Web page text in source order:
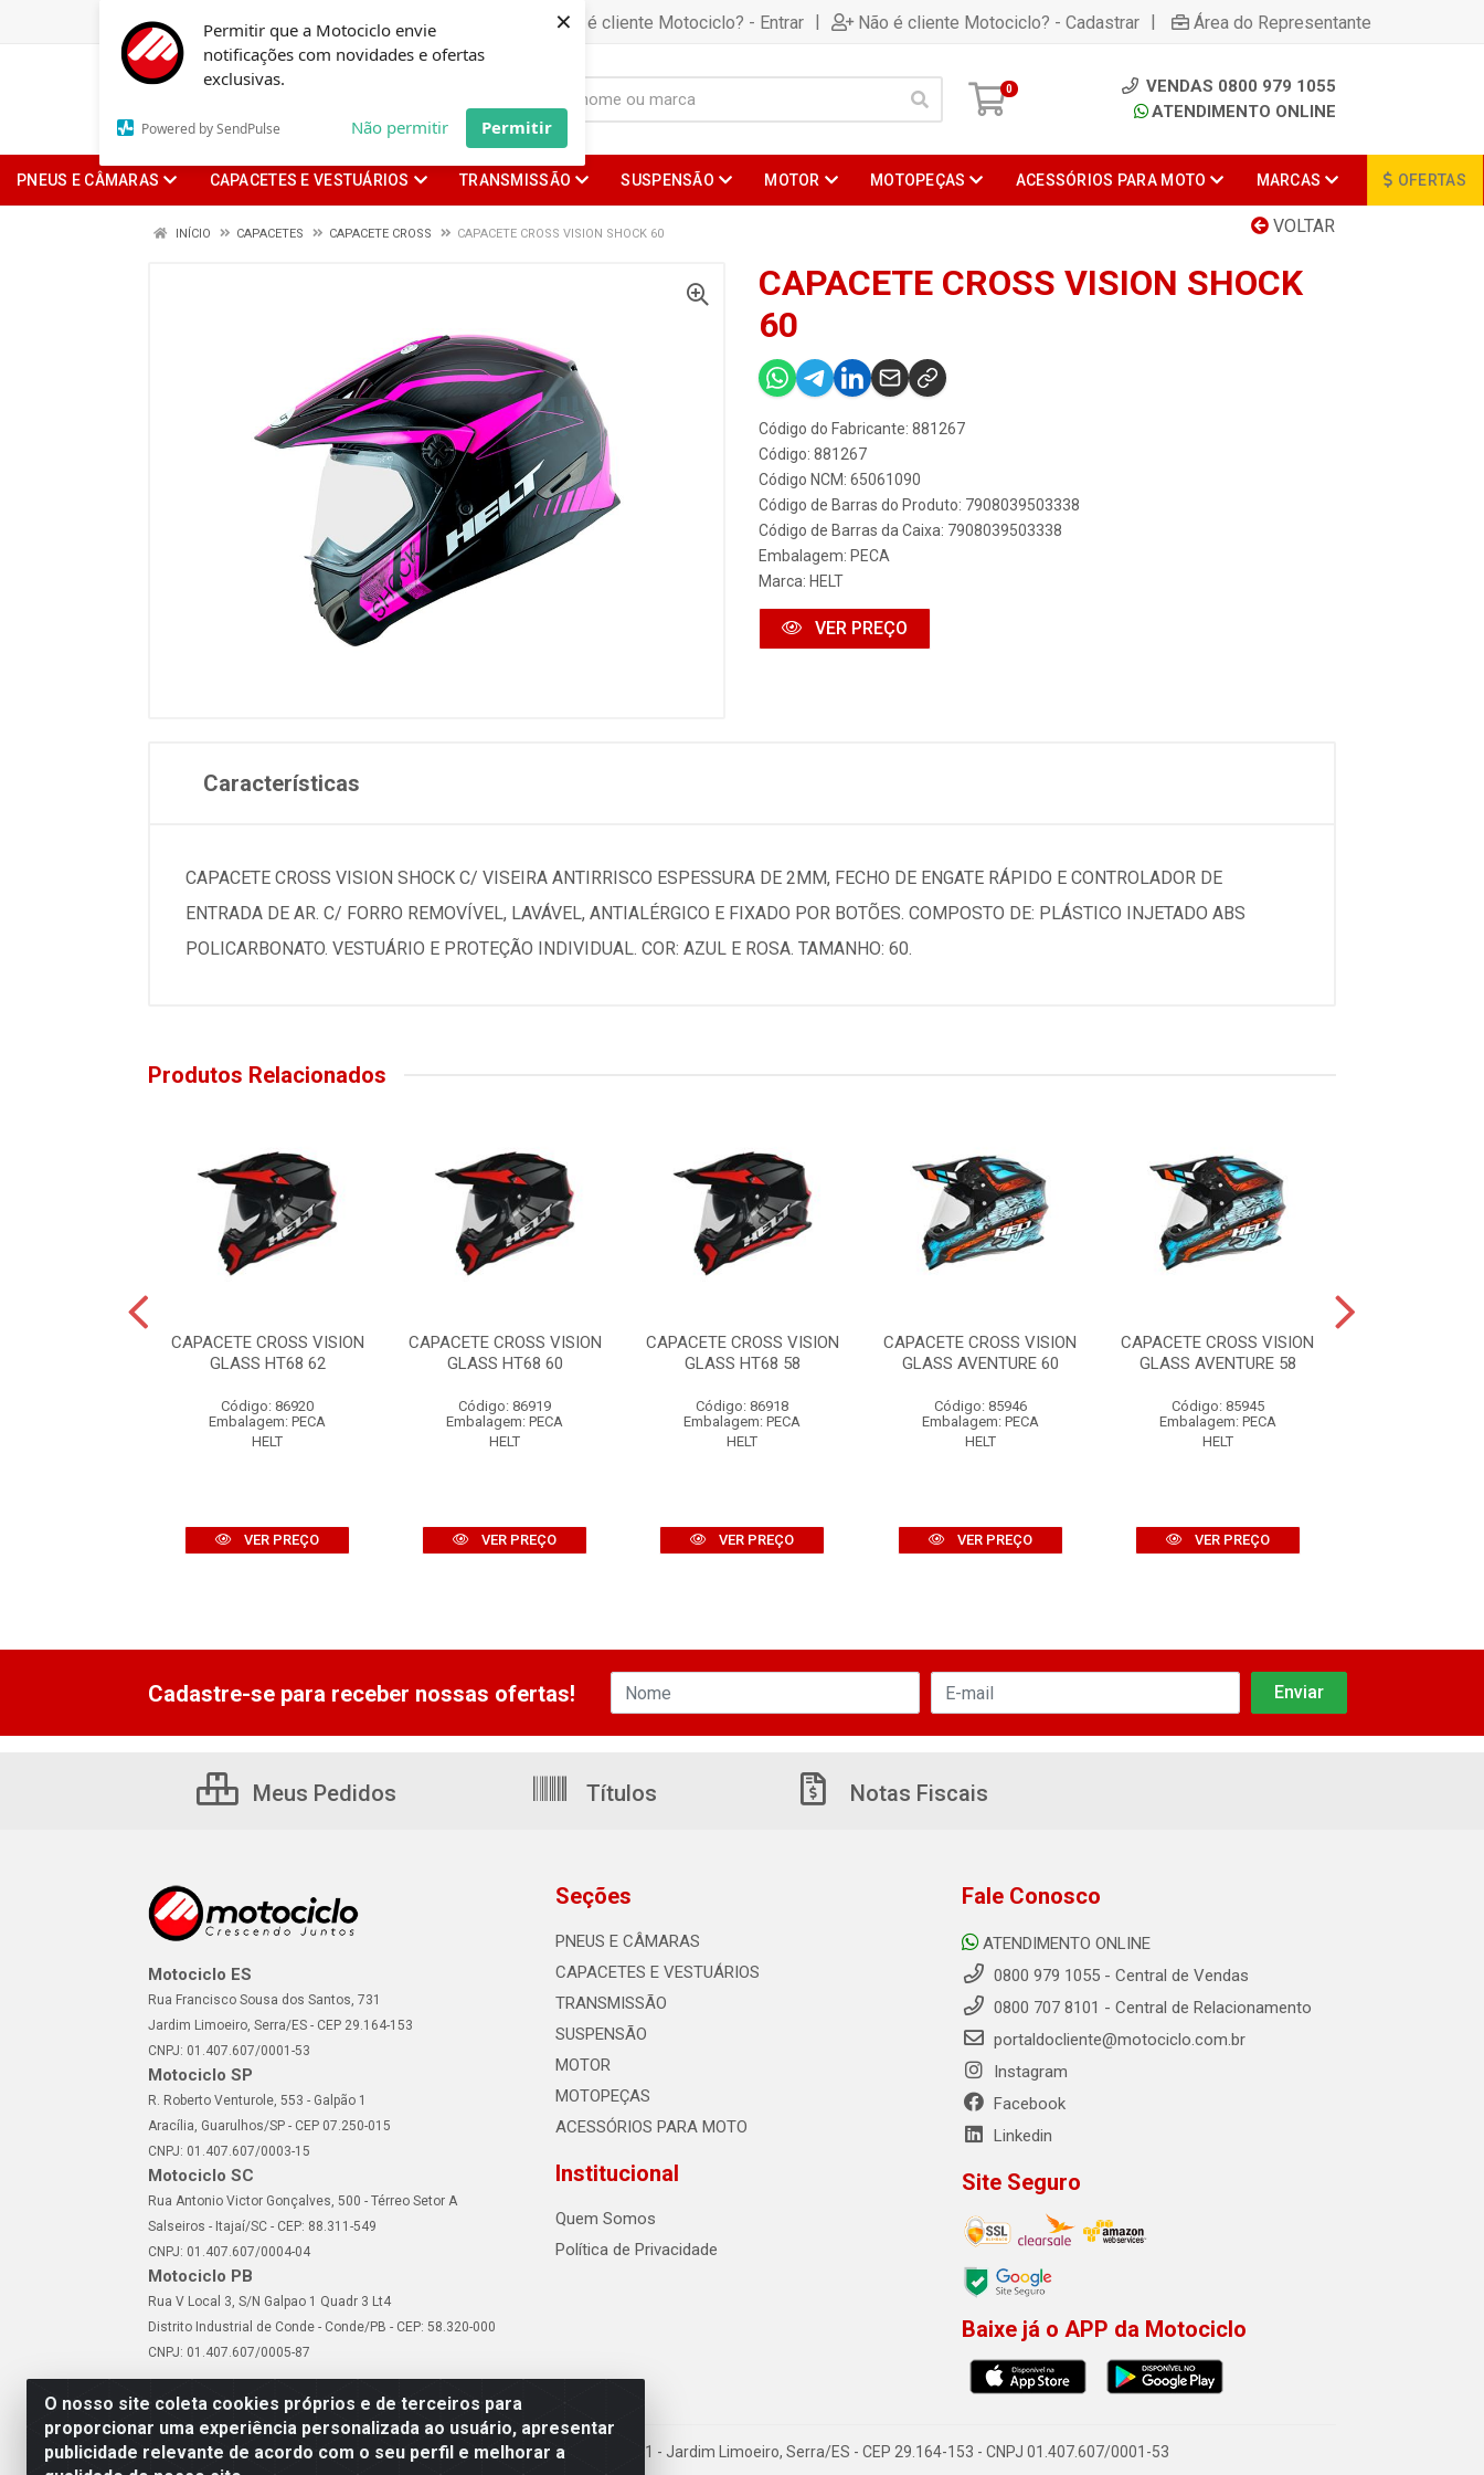
Permitir que a Motociclo envie
notificações com novidades e ofertas
exclusivas.
Powered by SendPulse Não permitir Permitir
×Já é cliente Motociclo? - Entrar | Não é cliente Motociclo? - Cadastrar | Área do Representante
0
VENDAS 0800 979 1055
ATENDIMENTO ONLINE
PNEUS E CÂMARAS CAPACETES E VESTUÁRIOS TRANSMISSÃO SUSPENSÃO MOTOR MOTOPEÇAS ACESSÓRIOS PARA MOTO MARCAS OFERTAS
VOLTAR
INÍCIO CAPACETES CAPACETE CROSS CAPACETE CROSS VISION SHOCK 60
CAPACETE CROSS VISION SHOCK
60
Código do Fabricante: 881267
Código: 881267
Código NCM: 65061090
Código de Barras do Produto: 7908039503338
Código de Barras da Caixa: 7908039503338
Embalagem: PECA
Marca: HELT
VER PREÇO
Características
CAPACETE CROSS VISION SHOCK C/ VISEIRA ANTIRRISCO ESPESSURA DE 2MM, FECHO DE ENGATE RÁPIDO E CONTROLADOR DE
ENTRADA DE AR. C/ FORRO REMOVÍVEL, LAVÁVEL, ANTIALÉRGICO E FIXADO POR BOTÕES. COMPOSTO DE: PLÁSTICO INJETADO ABS
POLICARBONATO. VESTUÁRIO E PROTEÇÃO INDIVIDUAL. COR: AZUL E ROSA. TAMANHO: 60.
Produtos Relacionados
CAPACETE CROSS VISION
GLASS HT68 62
Código: 86920
Embalagem: PECA
HELT
VER PREÇO
CAPACETE CROSS VISION
GLASS HT68 60
Código: 86919
Embalagem: PECA
HELT
VER PREÇO
CAPACETE CROSS VISION
GLASS HT68 58
Código: 86918
Embalagem: PECA
HELT
VER PREÇO
CAPACETE CROSS VISION
GLASS AVENTURE 60
Código: 85946
Embalagem: PECA
HELT
VER PREÇO
CAPACETE CROSS VISION
GLASS AVENTURE 58
Código: 85945
Embalagem: PECA
HELT
VER PREÇO
O nosso site coleta cookies próprios e de terceiros para
proporcionar uma experiência personalizada ao usuário, apresentar
publicidade relevante de acordo com o seu perfil e melhorar a
Cadastre-se para receber nossas ofertas!
Meus Pedidos Títulos Notas Fiscais
Motociclo ES
Rua Francisco Sousa dos Santos, 731
Jardim Limoeiro, Serra/ES - CEP 29.164-153
CNPJ: 01.407.607/0001-53
Motociclo SP
R. Roberto Venturole, 553 - Galpão 1
Aracília, Guarulhos/SP - CEP 07.250-015
CNPJ: 01.407.607/0003-15
Motociclo SC
Rua Antonio Victor Gonçalves, 500 - Térreo Setor A
Salseiros - Itajaí/SC - CEP: 88.311-549
CNPJ: 01.407.607/0004-04
Motociclo PB
Rua V Local 3, S/N Galpao 1 Quadr 3 Lt4
Distrito Industrial de Conde - Conde/PB - CEP: 58.320-000
CNPJ: 01.407.607/0005-87
Seções
PNEUS E CÂMARAS
CAPACETES E VESTUÁRIOS
TRANSMISSÃO
SUSPENSÃO
MOTOR
MOTOPEÇAS
ACESSÓRIOS PARA MOTO
Institucional
Quem Somos
Política de Privacidade
Fale Conosco
ATENDIMENTO ONLINE
0800 979 1055 - Central de Vendas
0800 707 8101 - Central de Relacionamento
portaldocliente@motociclo.com.br
Instagram
Facebook
Linkedin
Site Seguro
Baixe já o APP da Motociclo
Motociclo - Rua Francisco Sousa dos Santos, 731 - Jardim Limoeiro, Serra/ES - CEP 29.164-153 - CNPJ 01.407.607/0001-53